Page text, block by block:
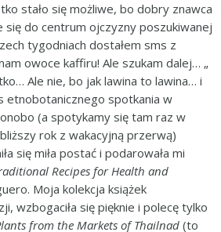
stało się możliwe, bo dobry znawca
się do centrum ojczyzny poszukiwanej
tygodniach dostałem sms z
owoce kaffiru! Ale szukam dalej… „
Ale nie, bo jak lawina to lawina… i
etnobotanicznego spotkania w
(a spotykamy się tam raz w
rok z wakacyjną przerwą)
się miła postać i podarowała mi
Recipes for Health and
Moja kolekcja książek
wzbogaciła się pięknie i polecę tylko
from the Markets of Thailnad (to